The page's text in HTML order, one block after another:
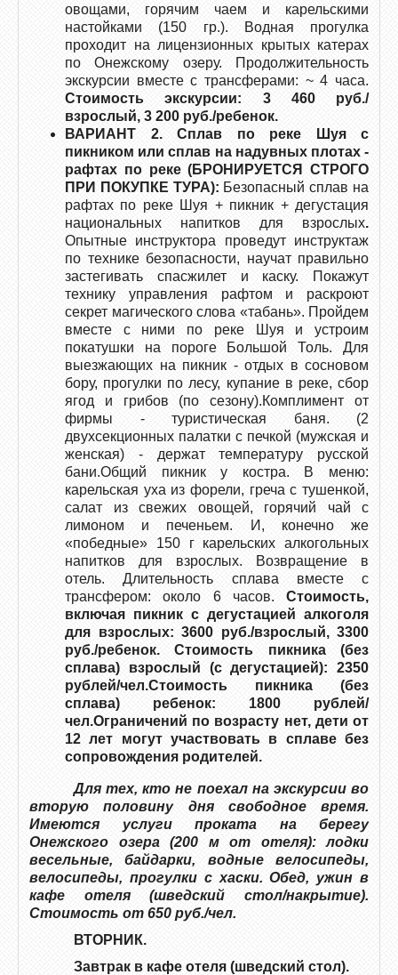
овощами, горячим чаем и карельскими
настойками (150 гр.). Водная прогулка
проходит на лицензионных крытых катерах
по Онежскому озеру. Продолжительность
экскурсии вместе с трансферами: ~ 4 часа.
Стоимость экскурсии: 3 460 руб./
взрослый, 3 200 руб./ребенок.
ВАРИАНТ 2. Сплав по реке Шуя с
пикником или сплав на надувных плотах -
рафтах по реке (БРОНИРУЕТСЯ СТРОГО
ПРИ ПОКУПКЕ ТУРА): Безопасный сплав на
рафтах по реке Шуя + пикник + дегустация
национальных напитков для взрослых.
Опытные инструктора проведут инструктаж
по технике безопасности, научат правильно
застегивать спасжилет и каску. Покажут
технику управления рафтом и раскроют
секрет магического слова «табань». Пройдем
вместе с ними по реке Шуя и устроим
покатушки на пороге Большой Толь. Для
выезжающих на пикник - отдых в сосновом
бору, прогулки по лесу, купание в реке, сбор
ягод и грибов (по сезону).Комплимент от
фирмы - туристическая баня. (2
двухсекционных палатки с печкой (мужская и
женская) - держат температуру русской
бани.Общий пикник у костра. В меню:
карельская уха из форели, греча с тушенкой,
салат из свежих овощей, горячий чай с
лимоном и печеньем. И, конечно же
«победные» 150 г карельских алкогольных
напитков для взрослых. Возвращение в
отель. Длительность сплава вместе с
трансфером: около 6 часов. Стоимость,
включая пикник с дегустацией алкоголя
для взрослых: 3600 руб./взрослый, 3300
руб./ребенок. Стоимость пикника (без
сплава) взрослый (с дегустацией): 2350
рублей/чел.Стоимость пикника (без
сплава) ребенок: 1800 рублей/
чел.Ограничений по возрасту нет, дети от
12 лет могут участвовать в сплаве без
сопровождения родителей.
Для тех, кто не поехал на экскурсии во
вторую половину дня свободное время.
Имеются услуги проката на берегу
Онежского озера (200 м от отеля): лодки
весельные, байдарки, водные велосипеды,
велосипеды, прогулки с хаски. Обед, ужин в
кафе отеля (шведский стол/накрытие).
Стоимость от 650 руб./чел.
ВТОРНИК.
Завтрак в кафе отеля (шведский стол).